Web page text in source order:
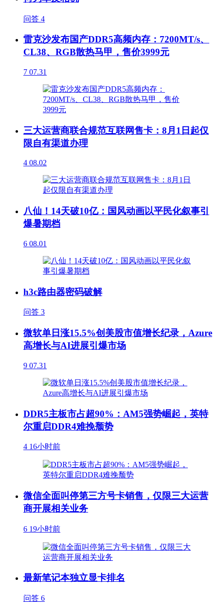
问答 4
雷克沙发布国产DDR5高频内存：7200MT/s、
CL38、RGB散热马甲，售价3999元
7 07.31
三大运营商联合规范互联网售卡：8月1日起仅
限自有渠道办理
4 08.02
八仙！14天破10亿：国风动画以平民化叙事引
爆暑期档
6 08.01
h3c路由器密码破解
问答 3
微软单日涨15.5%创美股市值增长纪录，Azure
高增长与AI进展引爆市场
9 07.31
DDR5主板市占超90%：AM5强势崛起，英特
尔重启DDR4难挽颓势
4 16小时前
微信全面叫停第三方号卡销售，仅限三大运营
商开展相关业务
6 19小时前
最新笔记本独立显卡排名
问答 6